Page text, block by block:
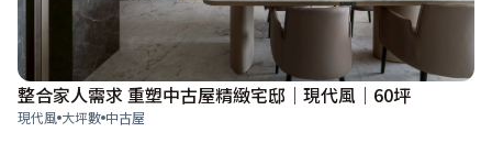
整合家人需求 重塑中古屋精緻宅邸｜現代風｜60坪
現代風 大坪數 中古屋